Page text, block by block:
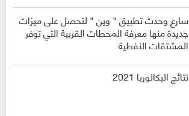
سارع وحدث تطبيق " وين " لتحصل على ميزات
جديدة منها معرفة المحطات القريبة التي توفر
المشتقات النفطية
نتائج البكالوريا 2021